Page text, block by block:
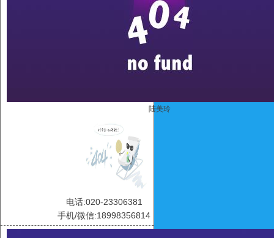
陆美玲
电话:020-23306381
手机/微信:18998356814